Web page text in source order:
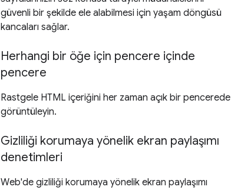
güvenli bir şekilde ele alabilmesi için yaşam döngüsü
kancaları sağlar.
Herhangi bir öğe için pencere içinde
pencere
Rastgele HTML içeriğini her zaman açık bir pencerede
görüntüleyin.
Gizliliği korumaya yönelik ekran paylaşımı
denetimleri
Web'de gizliliği korumaya yönelik ekran paylaşımı